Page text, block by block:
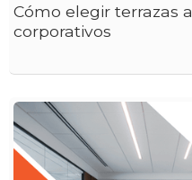
Cómo elegir terrazas
corporativos